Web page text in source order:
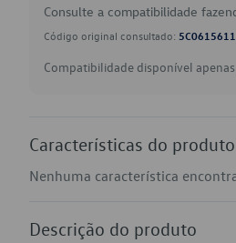
Consulte a compatibilidade
Código original consultado:
Compatibilidade disponível
Características do produto
Nenhuma característica
Descrição do produto